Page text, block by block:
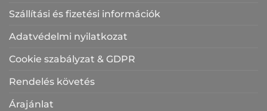
Szállítási és fizetési információk
Adatvédelmi nyilatkozat
Cookie szabályzat & GDPR
Rendelés követés
Árajánlat